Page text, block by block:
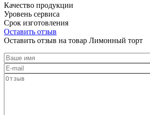
Качество продукции
Уровень сервиса
Срок изготовления
Оставить отзыв
Оставить отзыв на товар Лимонный торт